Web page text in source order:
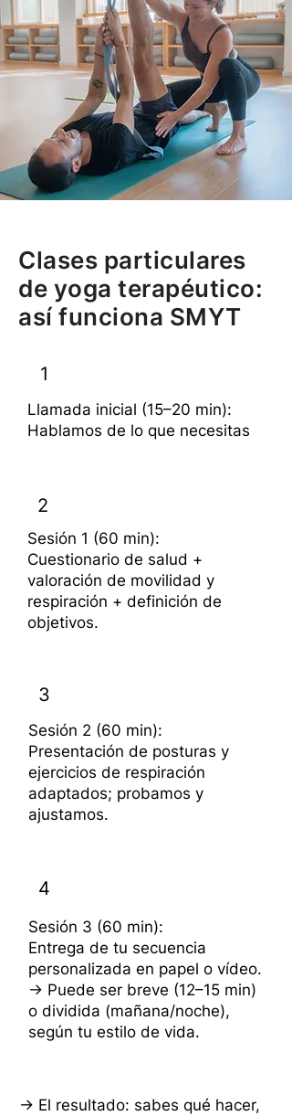
Clases particulares
de yoga terapéutico:
así funciona SMYT
1
Llamada inicial (15–20 min):
Hablamos de lo que necesitas
2
Sesión 1 (60 min):
Cuestionario de salud +
valoración de movilidad y
respiración + definición de
objetivos.
3
Sesión 2 (60 min):
Presentación de posturas y
ejercicios de respiración
adaptados; probamos y
ajustamos.
4
Sesión 3 (60 min):
Entrega de tu secuencia
personalizada en papel o vídeo.
→ Puede ser breve (12–15 min)
o dividida (mañana/noche),
según tu estilo de vida.
→ El resultado: sabes qué hacer,